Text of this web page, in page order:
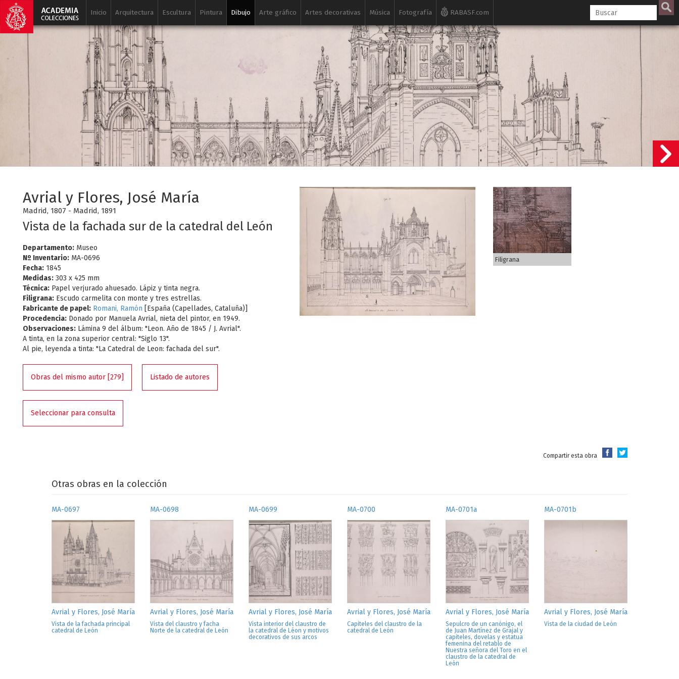
Inicio Arquitectura Escultura Pintura Dibujo Arte gráfico Artes decorativas Música Fotografía RABASF.com
Avrial y Flores, José María
Madrid, 1807 - Madrid, 1891
Vista de la fachada sur de la catedral del León
Departamento: Museo
Nº Inventario: MA-0696
Fecha: 1845
Medidas: 303 x 425 mm
Técnica: Papel verjurado ahuesado. Lápiz y tinta negra.
Filigrana: Escudo carmelita con monte y tres estrellas.
Fabricante de papel: Romani, Ramón [España (Capellades, Cataluña)]
Procedencia: Donado por Manuela Avrial, nieta del pintor, en 1949.
Observaciones: Lámina 9 del álbum: "Leon. Año de 1845 / J. Avrial".
A tinta, en la zona superior central: "Siglo 13".
Al pie, leyenda a tinta: "La Catedral de Leon: fachada del sur".
Obras del mismo autor [279] Listado de autores
Seleccionar para consulta
Filigrana
Compartir esta obra
Otras obras en la colección
MA-0697
Avrial y Flores, José María
Vista de la fachada principal
catedral de León
MA-0698
Avrial y Flores, José María
Vista del claustro y facha
Norte de la catedral de León
MA-0699
Avrial y Flores, José María
Vista interior del claustro de
la catedral de Léon y motivos
decorativos de sus arcos
MA-0700
Avrial y Flores, José María
Capiteles del claustro de la
catedral de León
MA-0701a
Avrial y Flores, José María
Sepulcro de un canónigo, el
de Juan Martínez de Grajal y
capiteles, dovelas y estatua
femenina del retablo de
Nuestra señora del Toro en el
claustro de la catedral de
León
MA-0701b
Avrial y Flores, José María
Vista de la ciudad de León